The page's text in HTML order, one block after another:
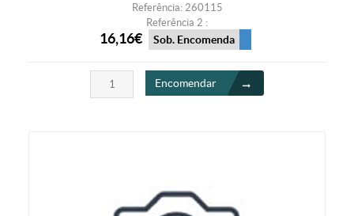
Referência: 260115
Referência 2 :
16,16€ Sob. Encomenda
Encomendar